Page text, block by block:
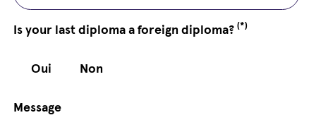
Is your last diploma a foreign diploma?(*)
Oui Non
Message